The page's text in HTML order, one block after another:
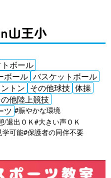
山王小
ボール
ボール バスケットボール
トン その他球技 体操
他陸上競技
ツ #賑やかな環境
/退出ＯＫ#大きい声ＯＫ
学可能#保護者の同伴不要